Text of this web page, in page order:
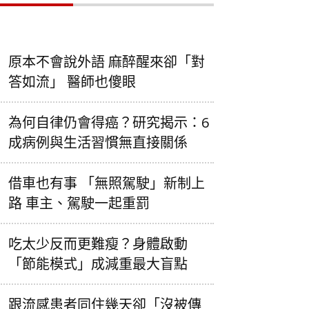
原本不會說外語 麻醉醒來卻「對
答如流」 醫師也傻眼
為何自律仍會得癌？研究揭示：6
成病例與生活習慣無直接關係
借車也有事 「無照駕駛」新制上
路 車主、駕駛一起重罰
吃太少反而更難瘦？身體啟動
「節能模式」成減重最大盲點
跟流感患者同住幾天卻「沒被傳